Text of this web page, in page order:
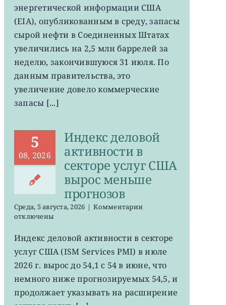
запасы
нефти
хранилищах
США
выросли
энергетической информации США
(EIA), опубликованным в среду, запасы
сырой нефти в Соединенных Штатах
увеличились на 2,5 млн баррелей за
неделю, закончившуюся 31 июля. По
данным правительства, это
увеличение довело коммерческие
запасы [...]
5
08, 2026
Индекс деловой
активности в
секторе услуг США
вырос меньше
прогнозов
Среда, 5 августа, 2026 | Комментариик
деловой
активности
в
секторе
США
вырос
отключены
Индекс деловой активности в секторе
услуг США (ISM Services PMI) в июле
2026 г. вырос до 54,1 с 54 в июне, что
немного ниже прогнозируемых 54,5, и
продолжает указывать на расширение